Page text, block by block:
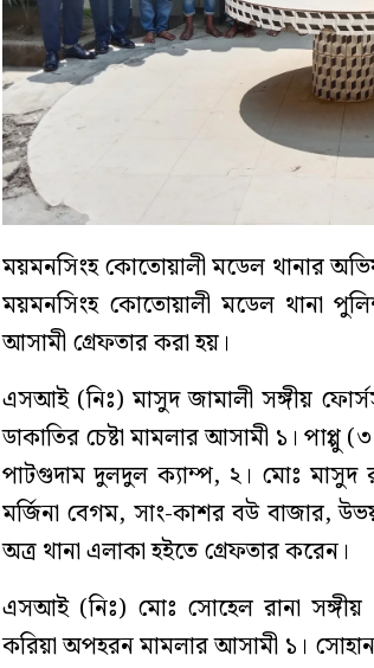
ময়মনসিংহ কোতোয়ালী মডেল থানার
ময়মনসিংহ কোতোয়ালী মডেল থানা
আসামী গ্রেফতার করা হয়।
এসআই (নিঃ) মাসুদ জামালী সঙ্গীয়
ডাকাতির চেষ্টা মামলার আসামী ১। পাপ্পু
পাটগুদাম দুলদুল ক্যাম্প, ২। মোঃ মাসুদ
মর্জিনা বেগম, সাং-কাশর বউ বাজার,
অত্র থানা এলাকা হইতে গ্রেফতার করেন।
এসআই (নিঃ) মোঃ সোহেল রানা সঙ্গীয়
করিয়া অপহরন মামলার আসামী ১।